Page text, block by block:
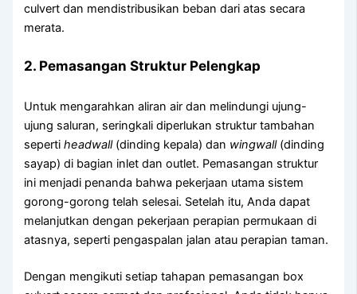
culvert dan mendistribusikan beban dari atas secara
merata.
2. Pemasangan Struktur Pelengkap
Untuk mengarahkan aliran air dan melindungi ujung-
ujung saluran, seringkali diperlukan struktur tambahan
sepertiheadwall(dinding kepala) dan wingwall(dinding
sayap) di bagian inlet dan outlet. Pemasangan struktur
ini menjadi penanda bahwa pekerjaan utama sistem
gorong-gorong telah selesai. Setelah itu, Anda dapat
melanjutkan dengan pekerjaan perapian permukaan di
atasnya, seperti pengaspalan jalan atau perapian taman.
Dengan mengikuti setiap tahapan pemasangan box